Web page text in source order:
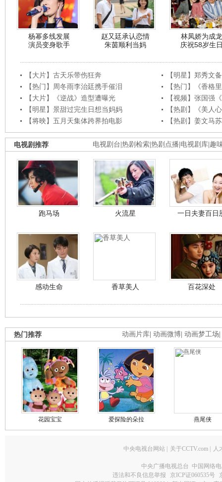
杨幂多线发展
演员变身歌手
赵又廷承认恋情
朱茵顺利当妈
林凤娇为成龙
庆祝58岁生
【大片】古天乐带伤狂奔
【明星】郑秀文
【热门】周冬雨李治廷携手催泪
【热门】《香格
【大片】《逆战》造型遭曝光
【视频】张国强
【明星】景甜过完生日想当妈妈
【热剧】《美人
【将映】五月天集体跨界拍电影
【热剧】姜文马
电视剧台 热剧检索 热剧点播 电视剧库 趣
电视剧推荐
跑马场 火流星 一日夫妻百日
感动生命 香草美人 百花深处
动画片库 动画微博 动画梦工场
热门推荐
花园宝宝 爱探险的朵拉 燕尾侠
中央电视台网站 关于CCTV.com 人
中央广播电视总台 中国网络
违法和不良信息举报
京ICP证060535号